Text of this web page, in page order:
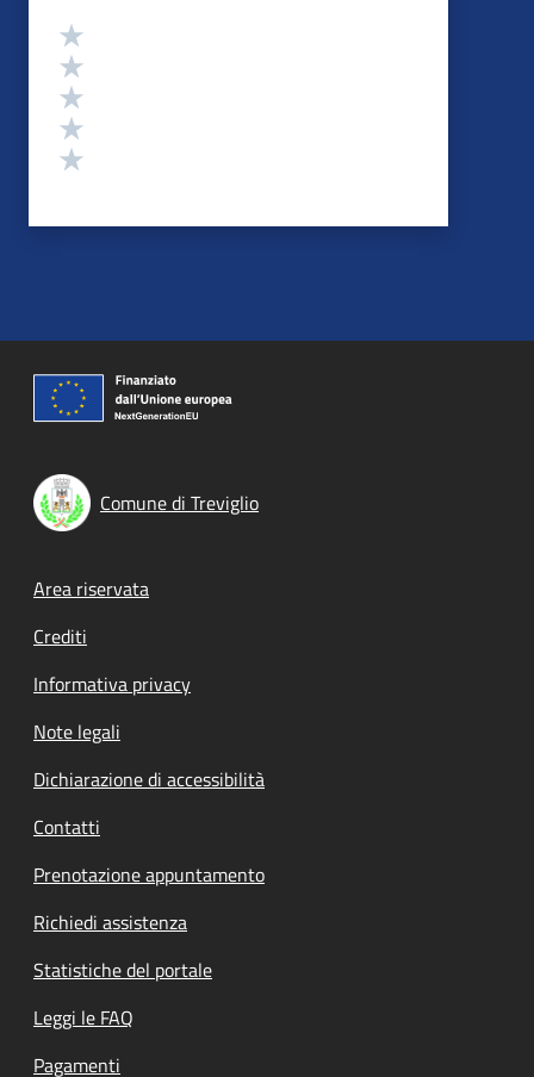
Valutazione
Comune di Treviglio
Footer menu
Area riservata
Crediti
Informativa privacy
Note legali
Dichiarazione di accessibilità
Contatti
Prenotazione appuntamento
Richiedi assistenza
Statistiche del portale
Leggi le FAQ
Pagamenti